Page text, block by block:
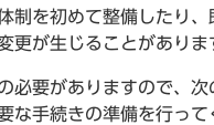
制を初めて整備したり、
更が生じることがありま
必要がありますので、次
な手続きの準備を行って